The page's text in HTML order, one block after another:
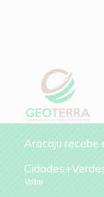
Aracaju recebe
Voltar